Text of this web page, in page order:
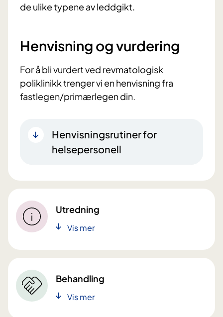
de ulike typene av leddgikt.
Henvisning og vurdering
For å bli vurdert ved revmatologisk
poliklinikk trenger vi en henvisning fra
fastlegen/primærlegen din.
Henvisningsrutiner for
helsepersonell
Utredning
Vis mer
Behandling
Vis mer